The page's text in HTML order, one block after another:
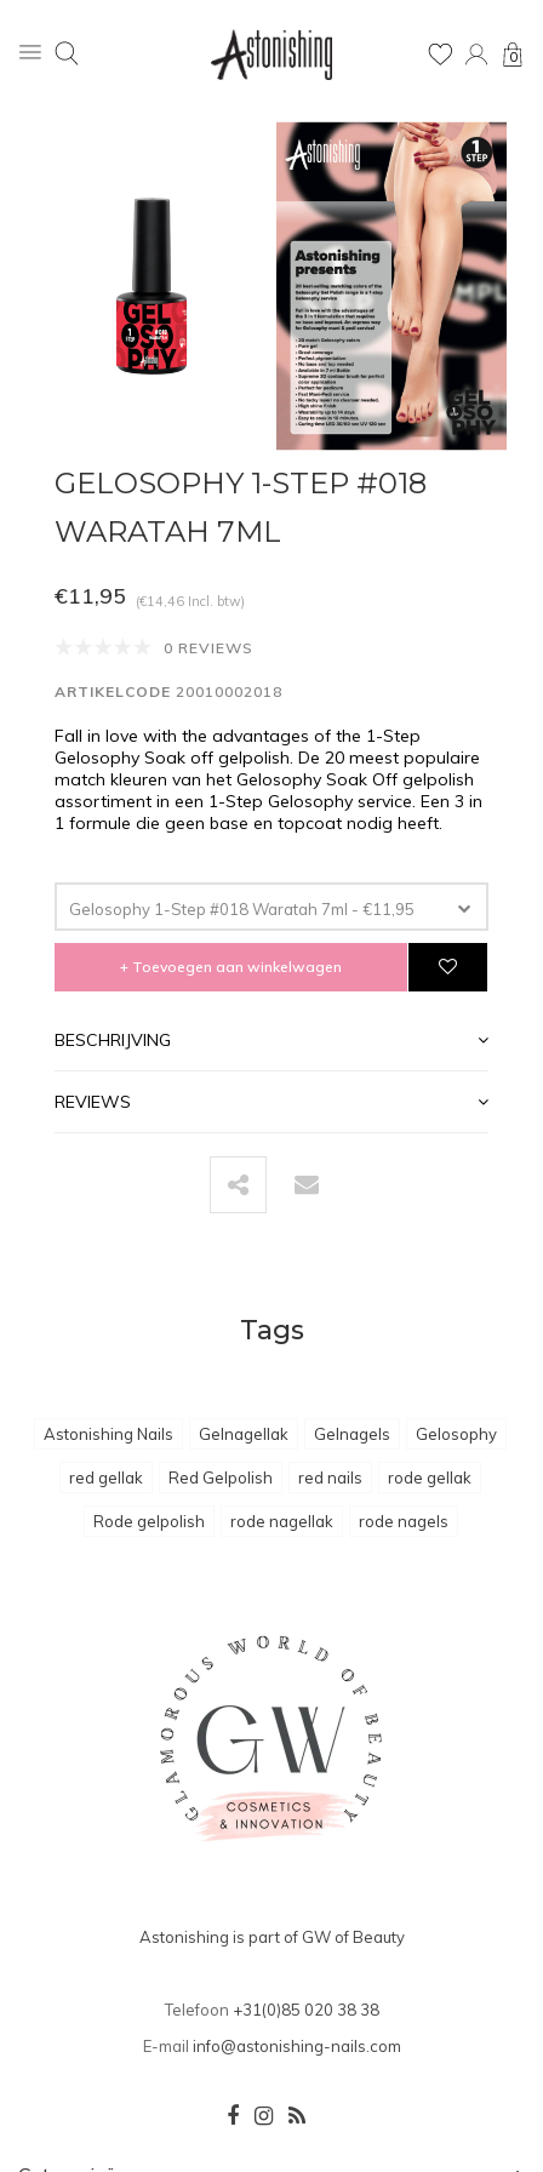
0
GELOSOPHY 1-STEP #018
WARATAH 7ML
€11,95 (€14,46 Incl. btw)
0 REVIEWS
ARTIKELCODE 20010002018
Fall in love with the advantages of the 1-Step
Gelosophy Soak off gelpolish. De 20 meest populaire
match kleuren van het Gelosophy Soak Off gelpolish
assortiment in een 1-Step Gelosophy service. Een 3 in
1 formule die geen base en topcoat nodig heeft.
Gelosophy 1-Step #018 Waratah 7ml - €11,95
+ Toevoegen aan winkelwagen
BESCHRIJVING
REVIEWS
Tags
Astonishing Nails Gelnagellak Gelnagels Gelosophy
red gellak Red Gelpolish red nails rode gellak
Rode gelpolish rode nagellak rode nagels
Astonishing is part of GW of Beauty
Telefoon +31(0)85 020 38 38
E-mail info@astonishing-nails.com